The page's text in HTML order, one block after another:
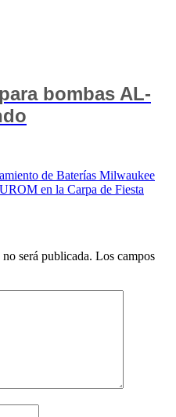
bombas AL-
de Baterías Milwaukee
en la Carpa de Fiesta
será publicada. Los campos